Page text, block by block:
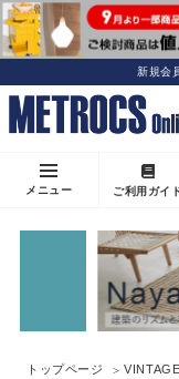
新規会
メニュー ご利用ガイ
トップページ